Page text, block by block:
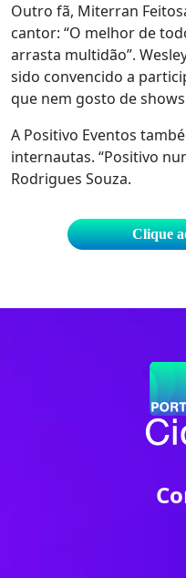
Outro fã, Miterran
cantor: “O melhor de
arrasta multidão”.
sido convencido a
que nem gosto de
A Positivo Eventos
internautas. “Positivo
Rodrigues Souza.
Clique